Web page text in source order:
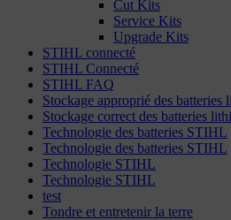
Cut Kits
Service Kits
Upgrade Kits
STIHL connecté
STIHL Connecté
STIHL FAQ
Stockage approprié des batteries
Stockage correct des batteries
Technologie des batteries STIHL
Technologie des batteries STIHL
Technologie STIHL
Technologie STIHL
test
Tondre et entretenir la terre